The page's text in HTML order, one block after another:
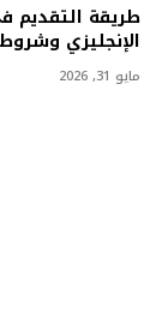
طريقة التقديم
الإنجليزي وشروط
مايو 31, 2026